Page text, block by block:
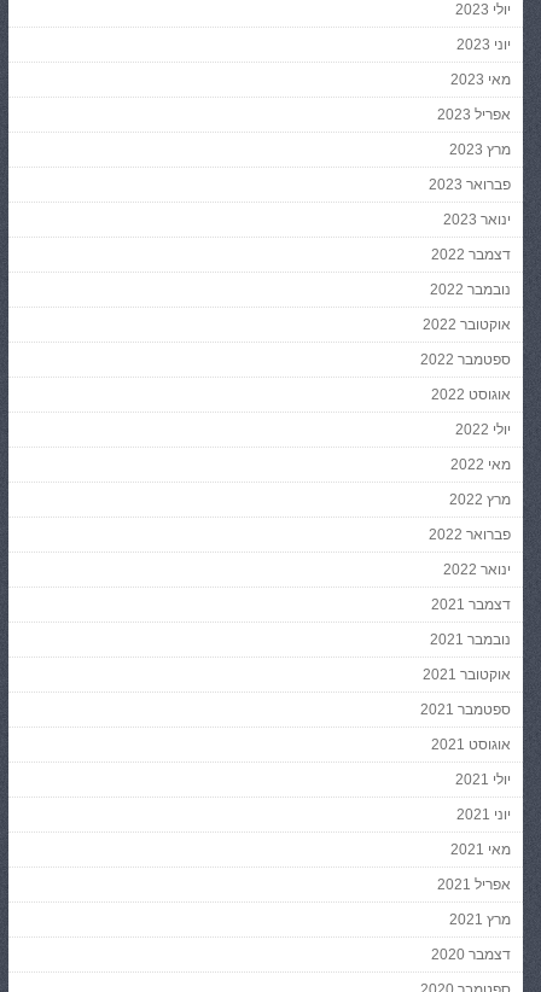
יולי 2023
יוני 2023
מאי 2023
אפריל 2023
מרץ 2023
פברואר 2023
ינואר 2023
דצמבר 2022
נובמבר 2022
אוקטובר 2022
ספטמבר 2022
אוגוסט 2022
יולי 2022
מאי 2022
מרץ 2022
פברואר 2022
ינואר 2022
דצמבר 2021
נובמבר 2021
אוקטובר 2021
ספטמבר 2021
אוגוסט 2021
יולי 2021
יוני 2021
מאי 2021
אפריל 2021
מרץ 2021
דצמבר 2020